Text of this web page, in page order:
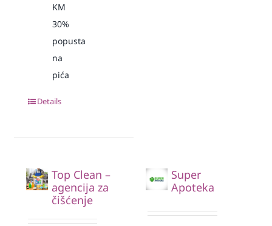
KM
30%
popusta
na
pića
Details
Top Clean –
agencija za
čišćenje
Super
Apoteka